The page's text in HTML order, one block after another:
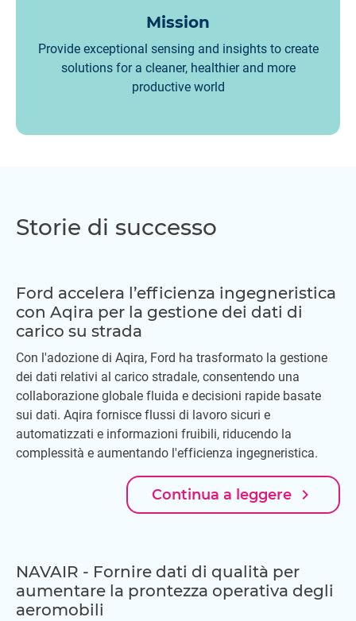
Mission
Provide exceptional sensing and insights to create
solutions for a cleaner, healthier and more
productive world
Storie di successo
Ford accelera l’efficienza ingegneristica
con Aqira per la gestione dei dati di
carico su strada
Con l'adozione di Aqira, Ford ha trasformato la gestione
dei dati relativi al carico stradale, consentendo una
collaborazione globale fluida e decisioni rapide basate
sui dati. Aqira fornisce flussi di lavoro sicuri e
automatizzati e informazioni fruibili, riducendo la
complessità e aumentando l'efficienza ingegneristica.
Continua a leggere navigate_next
NAVAIR - Fornire dati di qualità per
aumentare la prontezza operativa degli
aeromobili